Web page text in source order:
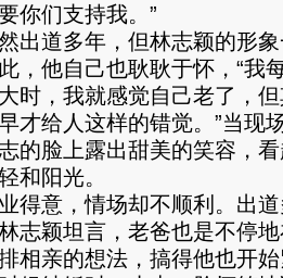
你们支持我。”
道多年，但林志颖的形象
，他自己也耿耿于怀，“我
时，我就感觉自己老了，
才给人这样的错觉。”当现
的脸上露出甜美的笑容，
和阳光。
意，情场却不顺利。出道
志颖坦言，老爸也是不停
相亲的想法，搞得他也开